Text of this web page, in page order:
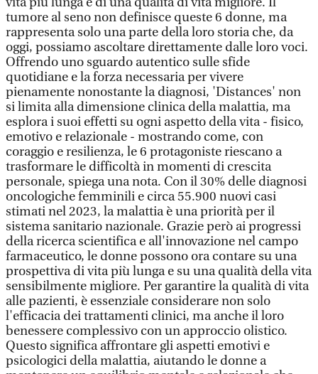
tumore al seno non definisce queste 6 donne, ma
rappresenta solo una parte della loro storia che, da
oggi, possiamo ascoltare direttamente dalle loro voci.
Offrendo uno sguardo autentico sulle sfide
quotidiane e la forza necessaria per vivere
pienamente nonostante la diagnosi, 'Distances' non
si limita alla dimensione clinica della malattia, ma
esplora i suoi effetti su ogni aspetto della vita - fisico,
emotivo e relazionale - mostrando come, con
coraggio e resilienza, le 6 protagoniste riescano a
trasformare le difficoltà in momenti di crescita
personale, spiega una nota. Con il 30% delle diagnosi
oncologiche femminili e circa 55.900 nuovi casi
stimati nel 2023, la malattia è una priorità per il
sistema sanitario nazionale. Grazie però ai progressi
della ricerca scientifica e all'innovazione nel campo
farmaceutico, le donne possono ora contare su una
prospettiva di vita più lunga e su una qualità della vita
sensibilmente migliore. Per garantire la qualità di vita
alle pazienti, è essenziale considerare non solo
l'efficacia dei trattamenti clinici, ma anche il loro
benessere complessivo con un approccio olistico.
Questo significa affrontare gli aspetti emotivi e
psicologici della malattia, aiutando le donne a